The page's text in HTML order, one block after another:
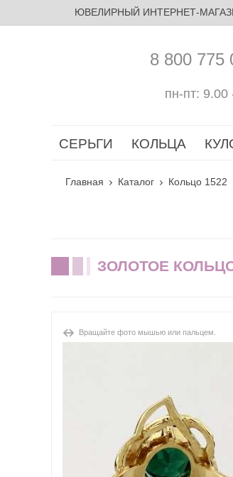
ЮВЕЛИРНЫЙ ИНТЕРНЕТ-
8 800 775
пн-пт: 9.00
СЕРЬГИ КОЛЬЦА
Главная Каталог Кольцо 1522
ЗОЛОТОЕ
Вращайте фото мышью или пальцем.